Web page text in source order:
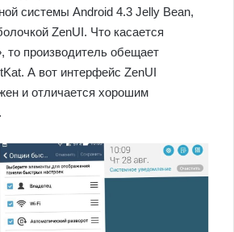
системы Android 4.3 Jelly Bean,
ZenUI. Что касается
то производитель обещает
А вот интерфейс ZenUI
и отличается хорошим